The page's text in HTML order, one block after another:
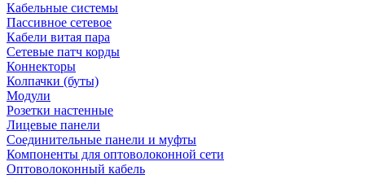
Кабельные системы
Пассивное сетевое
Кабели витая пара
Сетевые патч корды
Коннекторы
Колпачки (буты)
Модули
Розетки настенные
Лицевые панели
Соединительные панели и муфты
Компоненты для оптоволоконной сети
Оптоволоконный кабель